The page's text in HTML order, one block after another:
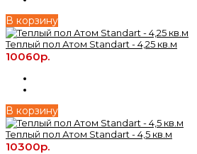
В корзину
Теплый пол Атом Standart - 4,25 кв.м
10060р.
В корзину
Теплый пол Атом Standart - 4,5 кв.м
10300р.